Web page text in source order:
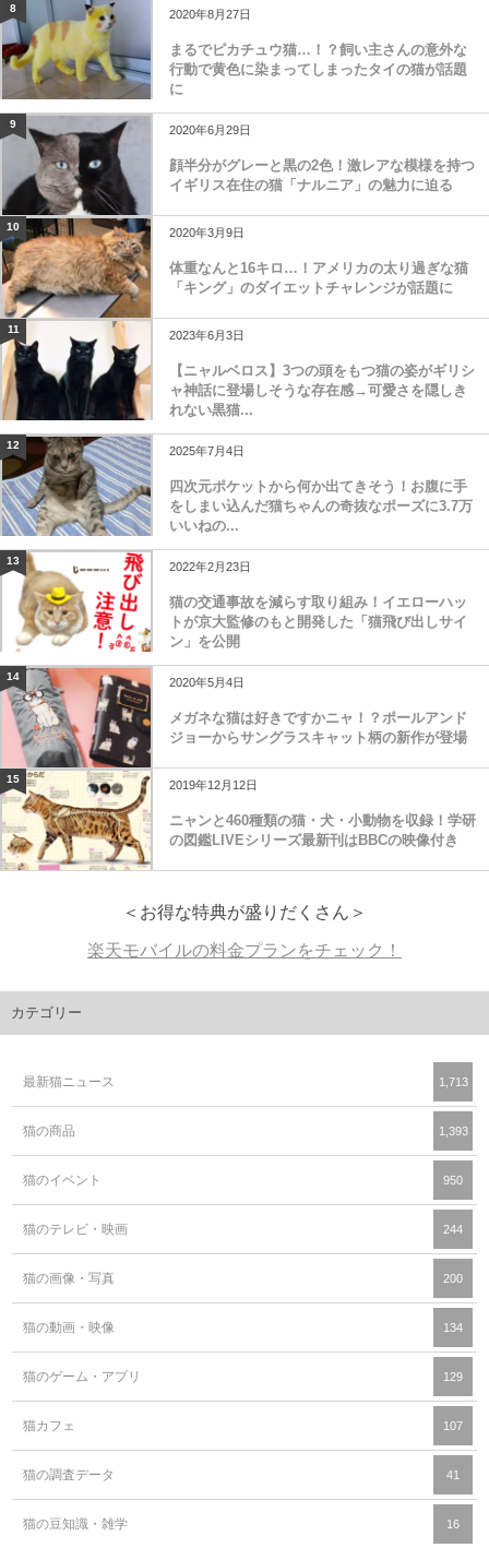
8 2020年8月27日
まるでピカチュウ猫…！？飼い主さんの意外な
行動で黄色に染まってしまったタイの猫が話題
に
9 2020年6月29日
顔半分がグレーと黒の2色！激レアな模様を持つ
イギリス在住の猫「ナルニア」の魅力に迫る
10 2020年3月9日
体重なんと16キロ…！アメリカの太り過ぎな猫
「キング」のダイエットチャレンジが話題に
11 2023年6月3日
【ニャルベロス】3つの頭をもつ猫の姿がギリシ
ャ神話に登場しそうな存在感→可愛さを隠しき
れない黒猫...
12 2025年7月4日
四次元ポケットから何か出てきそう！お腹に手
をしまい込んだ猫ちゃんの奇抜なポーズに3.7万
いいねの...
13 2022年2月23日
猫の交通事故を減らす取り組み！イエローハッ
トが京大監修のもと開発した「猫飛び出しサイ
ン」を公開
14 2020年5月4日
メガネな猫は好きですかニャ！？ポールアンド
ジョーからサングラスキャット柄の新作が登場
15 2019年12月12日
ニャンと460種類の猫・犬・小動物を収録！学研
の図鑑LIVEシリーズ最新刊はBBCの映像付き
＜お得な特典が盛りだくさん＞
楽天モバイルの料金プランをチェック！
カテゴリー
最新猫ニュース 1,713
猫の商品 1,393
猫のイベント 950
猫のテレビ・映画 244
猫の画像・写真 200
猫の動画・映像 134
猫のゲーム・アプリ 129
猫カフェ 107
猫の調査データ 41
猫の豆知識・雑学 16